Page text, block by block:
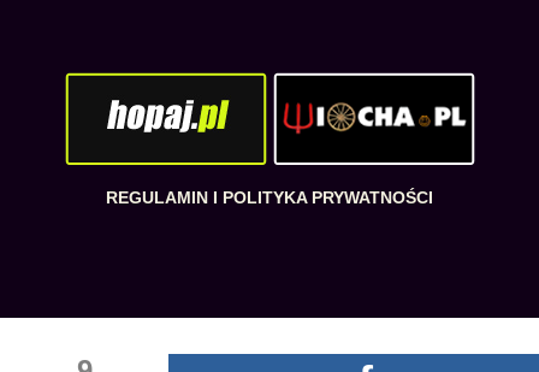
REGULAMIN I POLITYKA PRYWATNOŚCI